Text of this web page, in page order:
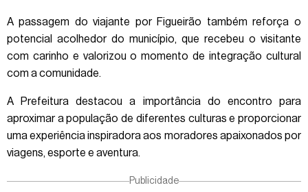
A passagem do viajante por Figueirão também reforça o
potencial acolhedor do município, que recebeu o visitante
com carinho e valorizou o momento de integração cultural
com a comunidade.
A Prefeitura destacou a importância do encontro para
aproximar a população de diferentes culturas e proporcionar
uma experiência inspiradora aos moradores apaixonados por
viagens, esporte e aventura.
Publicidade